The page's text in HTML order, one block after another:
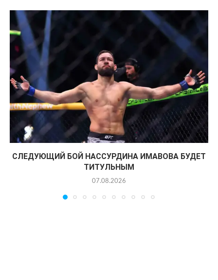
СЛЕДУЮЩИЙ БОЙ НАССУРДИНА ИМАВОВА БУДЕТ
ТИТУЛЬНЫМ
07.08.2026